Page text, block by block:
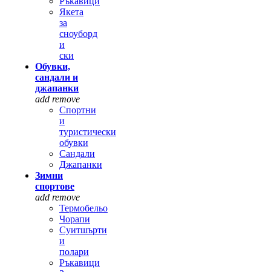
Якета
за
сноуборд
и
ски
Обувки,
сандали и
джапанки
add remove
Спортни
и
туристически
обувки
Сандали
Джапанки
Зимни
спортове
add remove
Термобельо
Чорапи
Суитшърти
и
полари
Ръкавици